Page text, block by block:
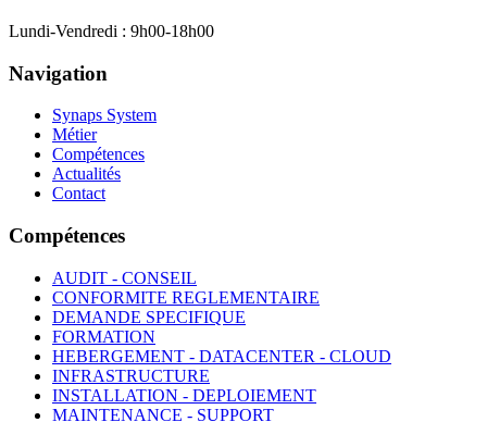
Lundi-Vendredi : 9h00-18h00
Navigation
Synaps System
Métier
Compétences
Actualités
Contact
Compétences
AUDIT - CONSEIL
CONFORMITE REGLEMENTAIRE
DEMANDE SPECIFIQUE
FORMATION
HEBERGEMENT - DATACENTER - CLOUD
INFRASTRUCTURE
INSTALLATION - DEPLOIEMENT
MAINTENANCE - SUPPORT